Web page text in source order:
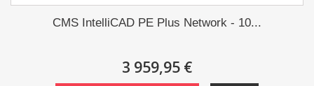
CMS IntelliCAD PE Plus Network - 10...
3 959,95 €